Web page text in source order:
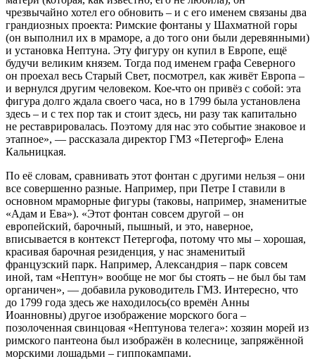
чрезвычайно хотел его обновить – и с его именем связаны два
грандиозных проекта: Римские фонтаны у Шахматной горы
(он выполнил их в мраморе, а до того они были деревянными)
и установка Нептуна. Эту фигуру он купил в Европе, ещё
будучи великим князем. Тогда под именем графа Северного
он проехал весь Старый Свет, посмотрел, как живёт Европа –
и вернулся другим человеком. Кое-что он привёз с собой: эта
фигура долго ждала своего часа, но в 1799 была установлена
здесь – и с тех пор так и стоит здесь, ни разу так капитально
не реставрировалась. Поэтому для нас это событие знаковое и
этапное», — рассказала директор ГМЗ «Петергоф» Елена
Кальницкая.
По её словам, сравнивать этот фонтан с другими нельзя – они
все совершенно разные. Например, при Петре I ставили в
основном мраморные фигуры (таковы, например, знаменитые
«Адам и Ева»). «Этот фонтан совсем другой – он
европейский, барочный, пышный, и это, наверное,
вписывается в контекст Петергофа, потому что мы – хорошая,
красивая барочная резиденция, у нас знаменитый
французский парк. Например, Александрия – парк совсем
иной, там «Нептун» вообще не мог бы стоять – не был бы там
органичен», — добавила руководитель ГМЗ. Интересно, что
до 1799 года здесь же находилось(со времён Анны
Иоанновны) другое изображение морского бога –
позолоченная свинцовая «Нептунова телега»: хозяин морей из
римского пантеона был изображён в колеснице, запряжённой
морскими лошадьми – гиппокампами.